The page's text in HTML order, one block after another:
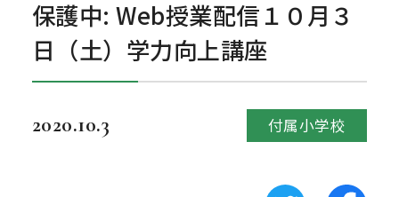
保護中: Web授業配信１０月３
日（土）学力向上講座
2020.10.3 付属小学校